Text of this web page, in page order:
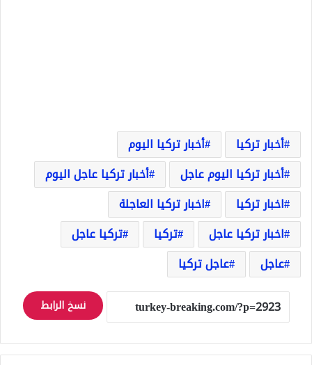
أخبار تركيا
أخبار تركيا اليوم
أخبار تركيا اليوم عاجل
أخبار تركيا عاجل اليوم
اخبار تركيا
اخبار تركيا العاجلة
اخبار تركيا عاجل
تركيا
تركيا عاجل
عاجل
عاجل تركيا
نسخ الرابط